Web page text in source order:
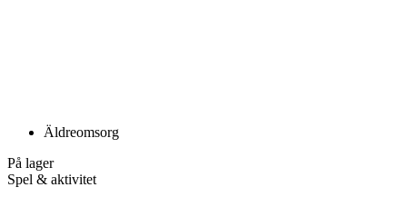
Äldreomsorg
På lager
Spel & aktivitet